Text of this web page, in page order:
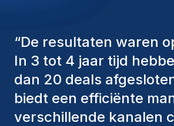
“De consultants van
hebben altijd
factoren in overweging
om ons de juiste
bieden. De mensen die